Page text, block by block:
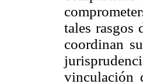
tales rasgos
coordinan
vinculación